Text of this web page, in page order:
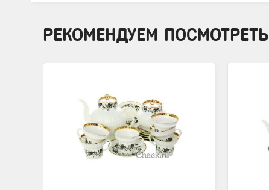
РЕКОМЕНДУЕМ ПОСМОТРЕТЬ